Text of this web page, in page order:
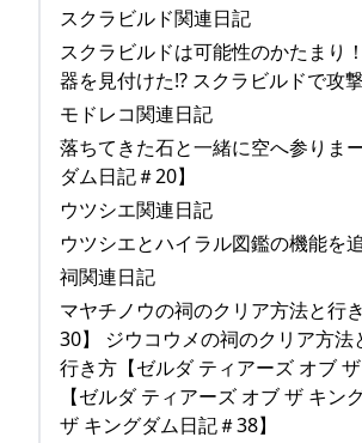
スクラビルド関連日記
スクラビルドは可能性のかたまり
器を見付けた!? スクラビルドで攻
モドレコ関連日記
落ちてきた石と一緒に空へ参りま
ダム日記＃20】
ウツシエ関連日記
ウツシエとハイラル図鑑の機能を
祠関連日記
マヤチノウの祠のクリア方法と行
30】 ジウコウメの祠のクリア方
行き方【ゼルダ ティアーズ オブ
【ゼルダ ティアーズ オブ ザ キ
ザ キングダム日記＃38】